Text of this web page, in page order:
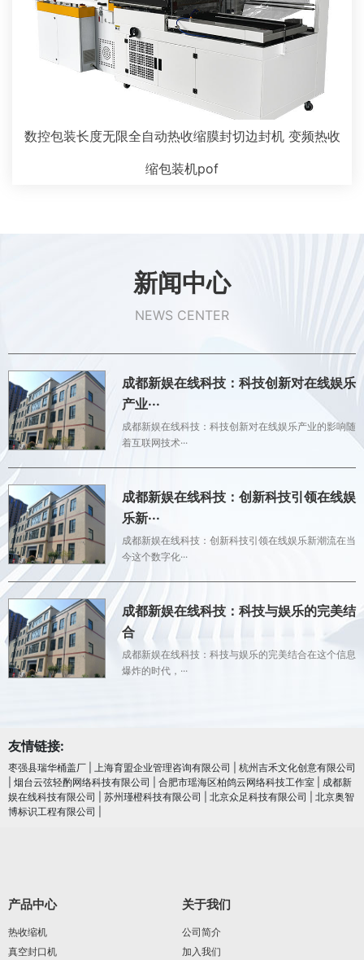
数控包装长度无限全自动热收缩膜封切边封机 变频热收
缩包装机pof
新闻中心
NEWS CENTER
成都新娱在线科技：科技创新对在线娱乐
产业···
成都新娱在线科技：科技创新对在线娱乐产业的影响随
着互联网技术···
成都新娱在线科技：创新科技引领在线娱
乐新···
成都新娱在线科技：创新科技引领在线娱乐新潮流在当
今这个数字化···
成都新娱在线科技：科技与娱乐的完美结
合
成都新娱在线科技：科技与娱乐的完美结合在这个信息
爆炸的时代，···
友情链接:
枣强县瑞华桶盖厂 上海育盟企业管理咨询有限公司
杭州吉禾文化创意有限公司
烟台云弦轻酌网络科技有限公司 合肥市瑶海区柏鸽云网络科技工作室
成都新
娱在线科技有限公司
苏州瑾橙科技有限公司 北京众足科技有限公司
北京奥智
博标识工程有限公司
产品中心
热收缩机
真空封口机
关于我们
公司简介
加入我们